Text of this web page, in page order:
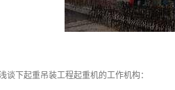
谈下起重吊装工程起重机的工作机构：